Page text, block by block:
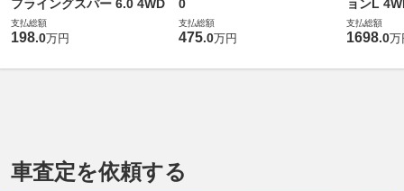
フライングスパー 6.0 4WD
支払総額
198.0万円
0
支払総額
475.0万円
ョンL
支払総額
1698.0万
車査定を依頼する